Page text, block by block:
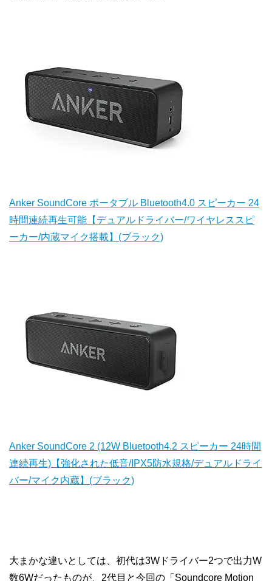
Anker SoundCore ポータブル Bluetooth4.0 スピーカー 24
時間連続再生可能【デュアルドライバー/ワイヤレススピ
ーカー/内蔵マイク搭載】(ブラック)
Anker SoundCore 2 (12W Bluetooth4.2 スピーカー 24時間
連続再生)【強化された低音/IPX5防水規格/デュアルドライ
バー/マイク内蔵】(ブラック)
大まかな違いとしては、初代は3Wドライバー2つで出力W
数6Wだったものが、2代目と今回の「Soundcore Motion